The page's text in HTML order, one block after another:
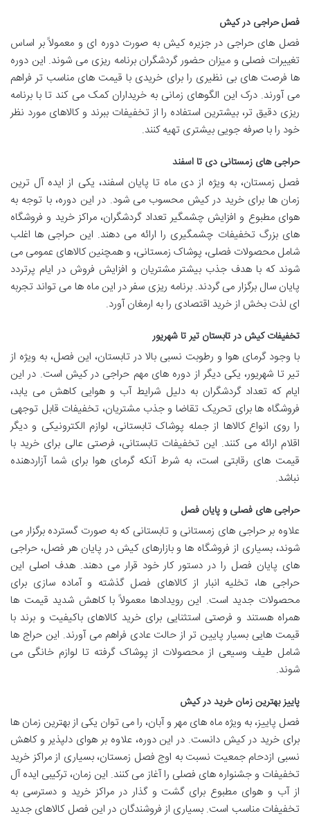
فصل حراجی در کیش
فصل های حراجی در جزیره کیش به صورت دوره ای و معمولاً بر اساس
تغییرات فصلی و میزان حضور گردشگران برنامه ریزی می شوند. این دوره
ها فرصت های بی نظیری را برای خریدی با قیمت های مناسب تر فراهم
می آورند. درک این الگوهای زمانی به خریداران کمک می کند تا با برنامه
ریزی دقیق تر، بیشترین استفاده را از تخفیفات ببرند و کالاهای مورد نظر
خود را با صرفه جویی بیشتری تهیه کنند.
حراجی های زمستانی دی تا اسفند
فصل زمستان، به ویژه از دی ماه تا پایان اسفند، یکی از ایده آل ترین
زمان ها برای خرید در کیش محسوب می شود. در این دوره، با توجه به
هوای مطبوع و افزایش چشمگیر تعداد گردشگران، مراکز خرید و فروشگاه
های بزرگ تخفیفات چشمگیری را ارائه می دهند. این حراجی ها اغلب
شامل محصولات فصلی، پوشاک زمستانی، و همچنین کالاهای عمومی می
شوند که با هدف جذب بیشتر مشتریان و افزایش فروش در ایام پرتردد
پایان سال برگزار می گردند. برنامه ریزی سفر در این ماه ها می تواند تجربه
ای لذت بخش از خرید اقتصادی را به ارمغان آورد.
تخفیفات کیش در تابستان تیر تا شهریور
با وجود گرمای هوا و رطوبت نسبی بالا در تابستان، این فصل، به ویژه از
تیر تا شهریور، یکی دیگر از دوره های مهم حراجی در کیش است. در این
ایام که تعداد گردشگران به دلیل شرایط آب و هوایی کاهش می یابد،
فروشگاه ها برای تحریک تقاضا و جذب مشتریان، تخفیفات قابل توجهی
را روی انواع کالاها از جمله پوشاک تابستانی، لوازم الکترونیکی و دیگر
اقلام ارائه می کنند. این تخفیفات تابستانی، فرصتی عالی برای خرید با
قیمت های رقابتی است، به شرط آنکه گرمای هوا برای شما آزاردهنده
نباشد.
حراجی های فصلی و پایان فصل
علاوه بر حراجی های زمستانی و تابستانی که به صورت گسترده برگزار می
شوند، بسیاری از فروشگاه ها و بازارهای کیش در پایان هر فصل، حراجی
های پایان فصل را در دستور کار خود قرار می دهند. هدف اصلی این
حراجی ها، تخلیه انبار از کالاهای فصل گذشته و آماده سازی برای
محصولات جدید است. این رویدادها معمولاً با کاهش شدید قیمت ها
همراه هستند و فرصتی استثنایی برای خرید کالاهای باکیفیت و برند با
قیمت هایی بسیار پایین تر از حالت عادی فراهم می آورند. این حراج ها
شامل طیف وسیعی از محصولات از پوشاک گرفته تا لوازم خانگی می
شوند.
پاییز بهترین زمان خرید در کیش
فصل پاییز، به ویژه ماه های مهر و آبان، را می توان یکی از بهترین زمان ها
برای خرید در کیش دانست. در این دوره، علاوه بر هوای دلپذیر و کاهش
نسبی ازدحام جمعیت نسبت به اوج فصل زمستان، بسیاری از مراکز خرید
تخفیفات و جشنواره های فصلی را آغاز می کنند. این زمان، ترکیبی ایده آل
از آب و هوای مطبوع برای گشت و گذار در مراکز خرید و دسترسی به
تخفیفات مناسب است. بسیاری از فروشندگان در این فصل کالاهای جدید